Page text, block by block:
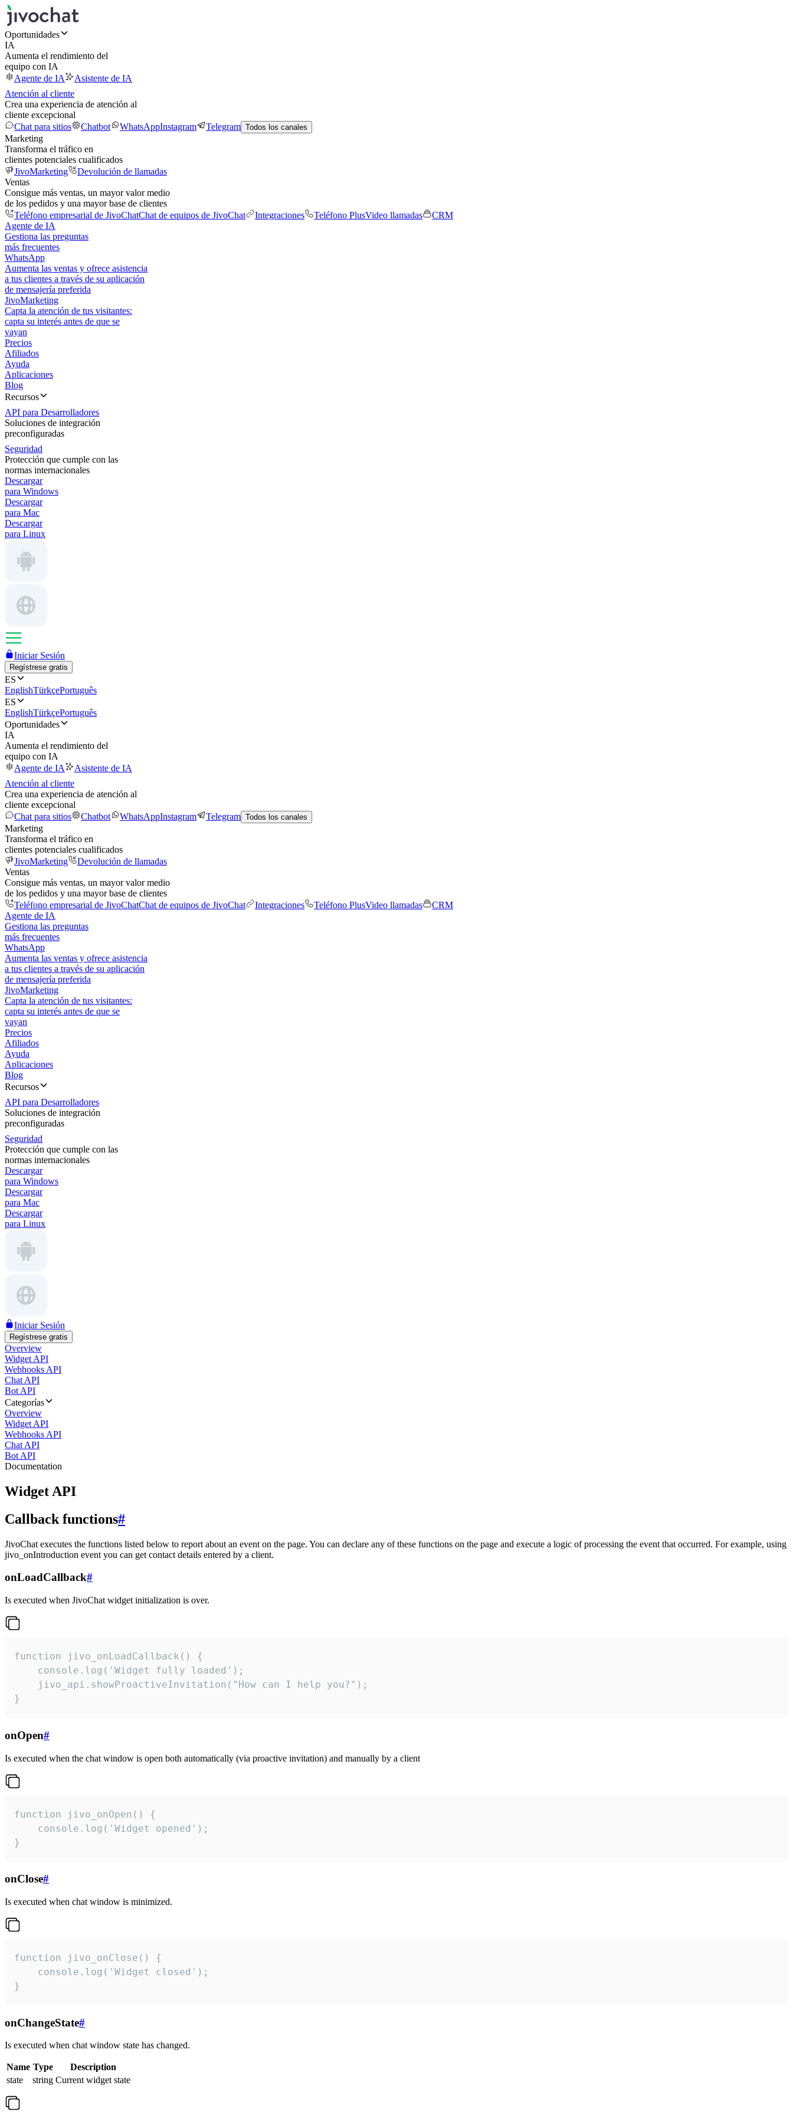
Oportunidades
IA
Aumenta el rendimiento del
equipo con IA
Agente de IA
Asistente de IA
Atención al cliente
Crea una experiencia de atención al
cliente excepcional
Chat para sitios
Chatbot WhatsAppInstagram Telegram Todos los canales
Marketing
Transforma el tráfico en
clientes potenciales cualificados
JivoMarketing
Devolución de llamadas
Ventas
Consigue más ventas, un mayor valor medio
de los pedidos y una mayor base de clientes
Teléfono empresarial de JivoChatChat de equipos de JivoChat Integraciones Teléfono PlusVideo llamadas
CRM
Agente de IA
Gestiona las preguntas
más frecuentes
WhatsApp
Aumenta las ventas y ofrece asistencia
a tus clientes a través de su aplicación
de mensajería preferida
JivoMarketing
Capta la atención de tus visitantes:
capta su interés antes de que se
vayan
Precios
Afiliados
Ayuda
Aplicaciones
Blog
Recursos
API para Desarrolladores
Soluciones de integración
preconfiguradas
Seguridad
Protección que cumple con las
normas internacionales
Descargar
para Windows
Descargar
para Mac
Descargar
para Linux
Iniciar Sesión
Regístrese gratis
ES
EnglishTürkçePortuguês
ES
EnglishTürkçePortuguês
Oportunidades
IA
Aumenta el rendimiento del
equipo con IA
Agente de IA
Asistente de IA
Atención al cliente
Crea una experiencia de atención al
cliente excepcional
Chat para sitios
Chatbot WhatsAppInstagram Telegram Todos los canales
Marketing
Transforma el tráfico en
clientes potenciales cualificados
JivoMarketing
Devolución de llamadas
Ventas
Consigue más ventas, un mayor valor medio
de los pedidos y una mayor base de clientes
Teléfono empresarial de JivoChatChat de equipos de JivoChat Integraciones Teléfono PlusVideo llamadas
CRM
Agente de IA
Gestiona las preguntas
más frecuentes
WhatsApp
Aumenta las ventas y ofrece asistencia
a tus clientes a través de su aplicación
de mensajería preferida
JivoMarketing
Capta la atención de tus visitantes:
capta su interés antes de que se
vayan
Precios
Afiliados
Ayuda
Aplicaciones
Blog
Recursos
API para Desarrolladores
Soluciones de integración
preconfiguradas
Seguridad
Protección que cumple con las
normas internacionales
Descargar
para Windows
Descargar
para Mac
Descargar
para Linux
Iniciar Sesión
Regístrese gratis
Overview
Widget API
Webhooks API
Chat API
Bot API
Categorías
Overview
Widget API
Webhooks API
Chat API
Bot API
Documentation
Widget API
Callback functions#
JivoChat executes the functions listed below to report about an event on the page. You can declare any of these functions on the page and execute a logic of processing the event that occurred. For example, using
jivo_onIntroduction event you can get contact details entered by a client.
onLoadCallback#
Is executed when JivoChat widget initialization is over.
function jivo_onLoadCallback() {
    console.log('Widget fully loaded');
    jivo_api.showProactiveInvitation("How can I help you?");
}
onOpen#
Is executed when the chat window is open both automatically (via proactive invitation) and manually by a client
function jivo_onOpen() {
    console.log('Widget opened');
}
onClose#
Is executed when chat window is minimized.
function jivo_onClose() {
    console.log('Widget closed');
}
onChangeState#
Is executed when chat window state has changed.
Name Type
Description
state
string Current widget state